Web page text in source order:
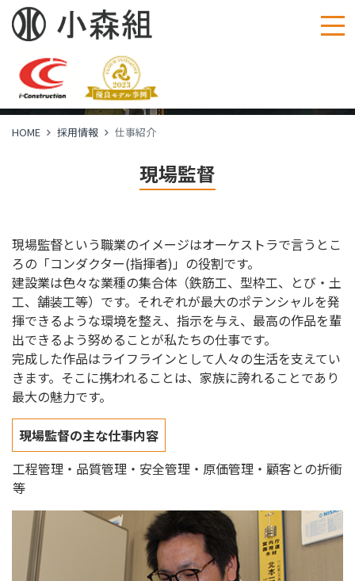
仕事紹介
HOME 採用情報 仕事紹介
現場監督
現場監督という職業のイメージはオーケストラで言うとこ
ろの「コンダクター(指揮者)」の役割です。
建設業は色々な業種の集合体（鉄筋工、型枠工、とび・土
工、舗装工等）です。それぞれが最大のポテンシャルを発
揮できるような環境を整え、指示を与え、最高の作品を輩
出できるよう努めることが私たちの仕事です。
完成した作品はライフラインとして人々の生活を支えてい
きます。そこに携われることは、家族に誇れることであり
最大の魅力です。
現場監督の主な仕事内容
工程管理・品質管理・安全管理・原価管理・顧客との折衝
等